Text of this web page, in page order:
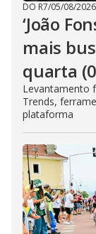
DO R7/05/08/2026
‘João
mais
quarta
Levantamento
Trends,
plataforma